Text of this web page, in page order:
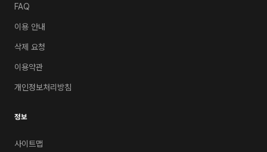
FAQ
이용 안내
삭제 요청
이용약관
개인정보처리방침
정보
사이트맵